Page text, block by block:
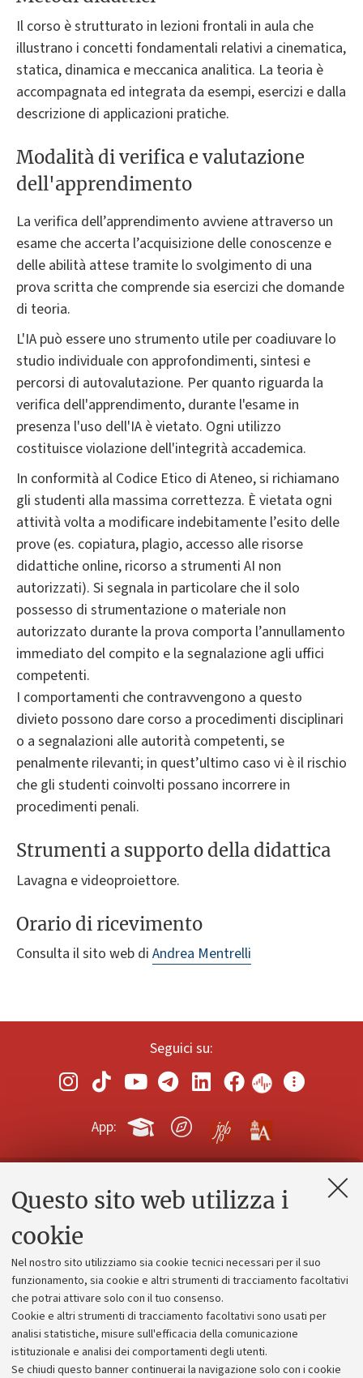
Questo sito web utilizza i
cookie
Nel nostro sito utilizziamo sia cookie tecnici necessari per il suo
funzionamento, sia cookie e altri strumenti di tracciamento facoltativi
che potrai attivare solo con il tuo consenso.
Cookie e altri strumenti di tracciamento facoltativi sono usati per
analisi statistiche, misure sull'efficacia della comunicazione
istituzionale e analisi dei comportamenti degli utenti.
Se chiudi questo banner continuerai la navigazione solo con i cookie
Il corso è strutturato in lezioni frontali in aula che
illustrano i concetti fondamentali relativi a cinematica,
statica, dinamica e meccanica analitica. La teoria è
accompagnata ed integrata da esempi, esercizi e dalla
descrizione di applicazioni pratiche.
Modalità di verifica e valutazione
dell'apprendimento
La verifica dell’apprendimento avviene attraverso un
esame che accerta l’acquisizione delle conoscenze e
delle abilità attese tramite lo svolgimento di una
prova scritta che comprende sia esercizi che domande
di teoria.
L'IA può essere uno strumento utile per coadiuvare lo
studio individuale con approfondimenti, sintesi e
percorsi di autovalutazione. Per quanto riguarda la
verifica dell'apprendimento, durante l'esame in
presenza l'uso dell'IA è vietato. Ogni utilizzo
costituisce violazione dell'integrità accademica.
In conformità al Codice Etico di Ateneo, si richiamano
gli studenti alla massima correttezza. È vietata ogni
attività volta a modificare indebitamente l’esito delle
prove (es. copiatura, plagio, accesso alle risorse
didattiche online, ricorso a strumenti AI non
autorizzati). Si segnala in particolare che il solo
possesso di strumentazione o materiale non
autorizzato durante la prova comporta l’annullamento
immediato del compito e la segnalazione agli uffici
competenti.
I comportamenti che contravvengono a questo
divieto possono dare corso a procedimenti disciplinari
o a segnalazioni alle autorità competenti, se
penalmente rilevanti; in quest’ultimo caso vi è il rischio
che gli studenti coinvolti possano incorrere in
procedimenti penali.
Strumenti a supporto della didattica
Lavagna e videoproiettore.
Orario di ricevimento
Consulta il sito web di Andrea Mentrelli
Seguici su:
App:
Contatti e PEC
Alumni community
Piano strategico
Bilanci
Donazioni e 5x1000